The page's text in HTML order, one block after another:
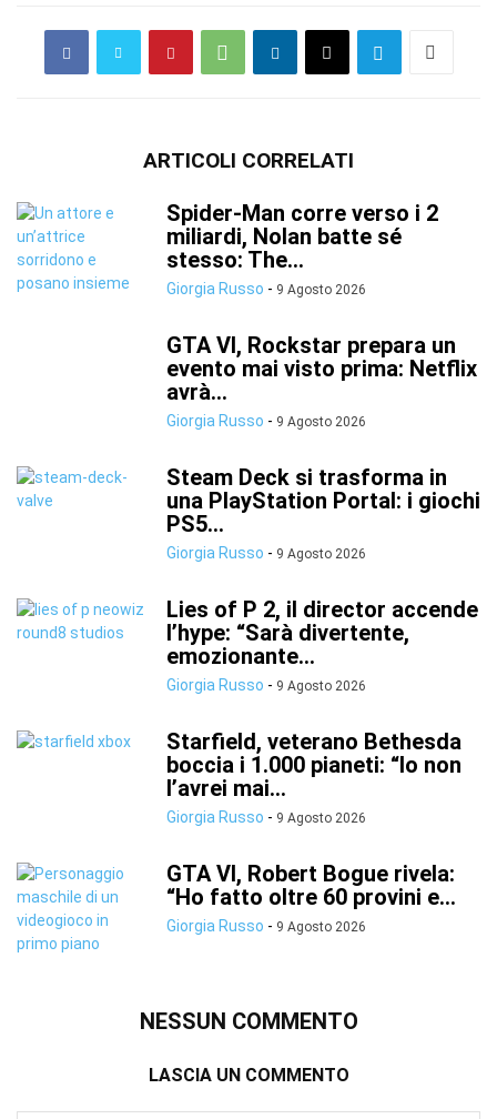
ARTICOLI CORRELATI
Spider-Man corre verso i 2
miliardi, Nolan batte sé
stesso: The...
Giorgia Russo - 9 Agosto 2026
GTA VI, Rockstar prepara un
evento mai visto prima: Netflix
avrà...
Giorgia Russo - 9 Agosto 2026
Steam Deck si trasforma in
una PlayStation Portal: i giochi
PS5...
Giorgia Russo - 9 Agosto 2026
Lies of P 2, il director accende
l’hype: “Sarà divertente,
emozionante...
Giorgia Russo - 9 Agosto 2026
Starfield, veterano Bethesda
boccia i 1.000 pianeti: “Io non
l’avrei mai...
Giorgia Russo - 9 Agosto 2026
GTA VI, Robert Bogue rivela:
“Ho fatto oltre 60 provini e...
Giorgia Russo - 9 Agosto 2026
NESSUN COMMENTO
LASCIA UN COMMENTO